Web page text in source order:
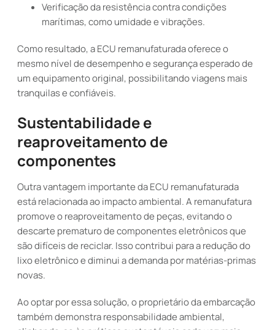
Verificação da resistência contra condições
marítimas, como umidade e vibrações.
Como resultado, a ECU remanufaturada oferece o
mesmo nível de desempenho e segurança esperado de
um equipamento original, possibilitando viagens mais
tranquilas e confiáveis.
Sustentabilidade e
reaproveitamento de
componentes
Outra vantagem importante da ECU remanufaturada
está relacionada ao impacto ambiental. A remanufatura
promove o reaproveitamento de peças, evitando o
descarte prematuro de componentes eletrônicos que
são difíceis de reciclar. Isso contribui para a redução do
lixo eletrônico e diminui a demanda por matérias-primas
novas.
Ao optar por essa solução, o proprietário da embarcação
também demonstra responsabilidade ambiental,